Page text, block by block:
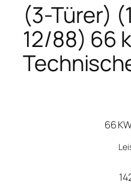
(3-Türer)
12/88) 66
66